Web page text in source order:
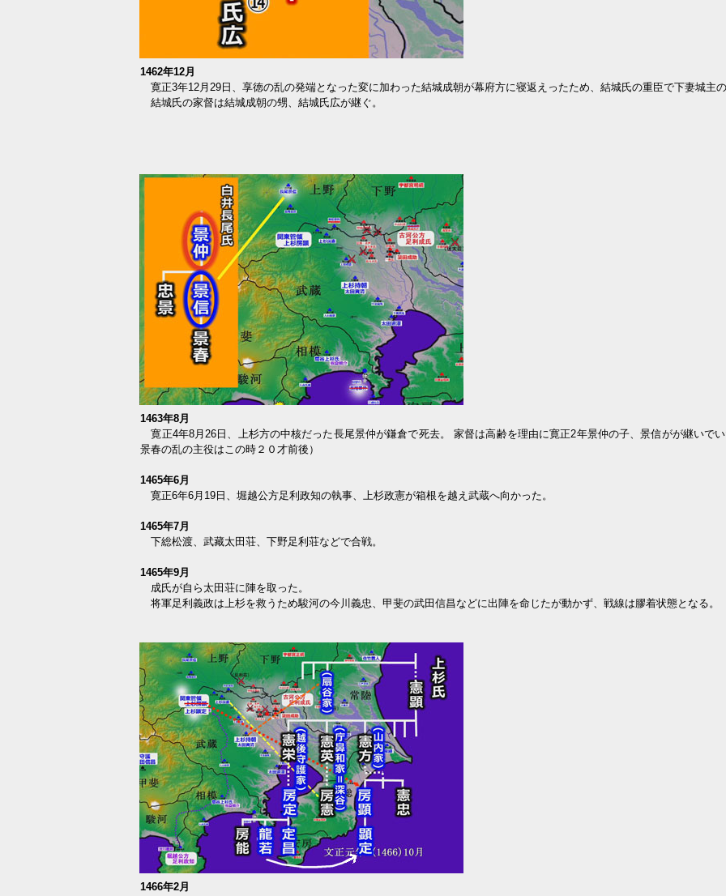
1462年12月
寛正3年12月29日、享徳の乱の発端となった変に加わった結城成朝が幕府方に寝返えったため、結城氏の重臣で下妻城主の
結城氏の家督は結城成朝の甥、結城氏広が継ぐ。
1463年8月
寛正4年8月26日、上杉方の中核だった長尾景仲が鎌倉で死去。 家督は高齢を理由に寛正2年景仲の子、景信がが継いで
景春の乱の主役はこの時２０才前後）
1465年6月
寛正6年6月19日、堀越公方足利政知の執事、上杉政憲が箱根を越え武蔵へ向かった。
1465年7月
下総松渡、武藏太田荘、下野足利荘などで合戦。
1465年9月
成氏が自ら太田荘に陣を取った。
将軍足利義政は上杉を救うため駿河の今川義忠、甲斐の武田信昌などに出陣を命じたが動かず、戦線は膠着状態となる。
1466年2月